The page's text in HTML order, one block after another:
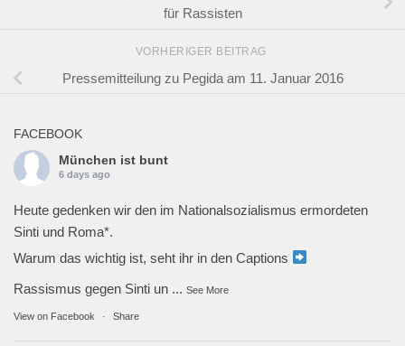
für Rassisten
VORHERIGER BEITRAG
Pressemitteilung zu Pegida am 11. Januar 2016
FACEBOOK
München ist bunt
6 days ago
Heute gedenken wir den im Nationalsozialismus ermordeten
Sinti und Roma*.
Warum das wichtig ist, seht ihr in den Captions
Rassismus gegen Sinti un ... See More
View on Facebook · Share